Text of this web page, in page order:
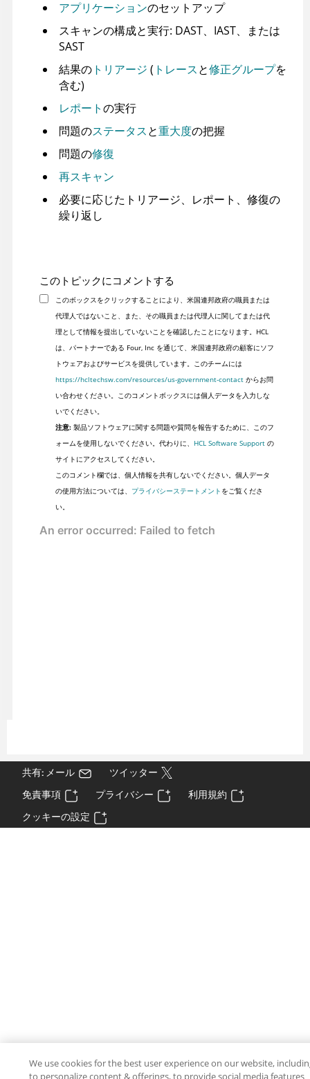
アプリケーションのセットアップ
スキャンの構成と実行: DAST、IAST、または
SAST
結果の トリアージ ( トレースと修正グループを
含む)
レポートの実行
問題のステータスと重大度の把握
問題の修復
再スキャン
必要に応じたトリアージ、レポート、修復の
繰り返し
このトピックにコメントする
このボックスをクリックすることにより、米国連邦政府の職員または
代理人ではないこと、また、その職員または代理人に関してまたは代
理として情報を提出していないことを確認したことになります。HCL
は、パートナーである Four, Inc を通じて、米国連邦政府の顧客にソフ
トウェアおよびサービスを提供しています。このチームには
https://hcltechsw.com/resources/us-government-contactからお問
い合わせください。このコメントボックスには個人データを入力しな
いでください。
注意:製品ソフトウェアに関する問題や質問を報告するために、このフ
ォームを使用しないでください。代わりに、
HCL Software Supportの
サイトにアクセスしてください。
このコメント欄では、個人情報を共有しないでください。個人データ
の使用方法については、
プライバシーステートメント をご覧くださ
い。
共有: メール
ツイッター
免責事項
プライバシー
利用規約
クッキーの設定
We use cookies for the best user experience on our website,
to personalize content & offerings, to provide social media features